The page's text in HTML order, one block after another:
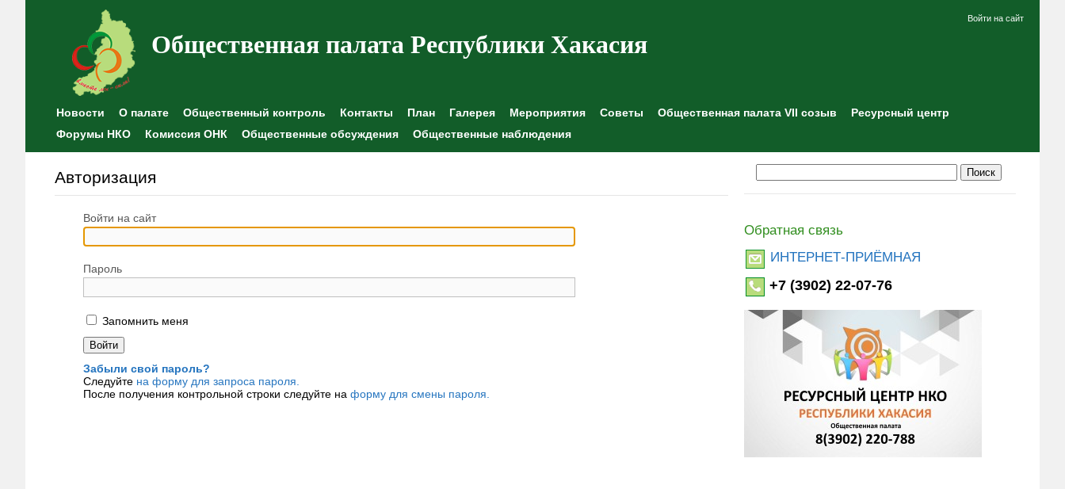
Общественная палата Республики Хакасия
Войти на сайт
Новости О палате Общественный контроль Контакты План Галерея Мероприятия Советы Общественная палата VII созыв
Ресурсный центр
Форумы НКО
Комиссия ОНК Общественные обсуждения Общественные наблюдения
Авторизация
Войти на сайт
Пароль
Запомнить меня
Забыли свой пароль?
Следуйте на форму для запроса пароля.
После получения контрольной строки следуйте на форму для смены пароля.
Обратная связь
ИНТЕРНЕТ-ПРИЁМНАЯ
+7 (3902) 22-07-76